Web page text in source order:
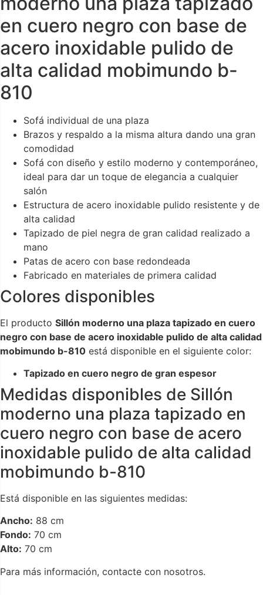
en cuero negro con base de
acero inoxidable pulido de
alta calidad mobimundo b-
810
Sofá individual de una plaza
Brazos y respaldo a la misma altura dando una gran
comodidad
Sofá con diseño y estilo moderno y contemporáneo,
ideal para dar un toque de elegancia a cualquier
salón
Estructura de acero inoxidable pulido resistente y de
alta calidad
Tapizado de piel negra de gran calidad realizado a
mano
Patas de acero con base redondeada
Fabricado en materiales de primera calidad
Colores disponibles
El producto Sillón moderno una plaza tapizado en cuero
negro con base de acero inoxidable pulido de alta calidad
mobimundo b-810 está disponible en el siguiente color:
Tapizado en cuero negro de gran espesor
Medidas disponibles de Sillón
moderno una plaza tapizado en
cuero negro con base de acero
inoxidable pulido de alta calidad
mobimundo b-810
Está disponible en las siguientes medidas:
Ancho: 88 cm
Fondo: 70 cm
Alto: 70 cm
Para más información, contacte con nosotros.